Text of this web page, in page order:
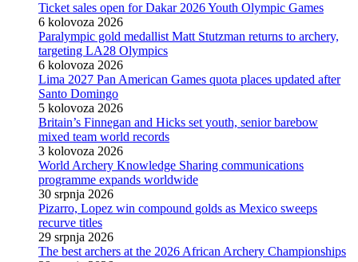
Ticket sales open for Dakar 2026 Youth Olympic Games
6 kolovoza 2026
Paralympic gold medallist Matt Stutzman returns to archery,
targeting LA28 Olympics
6 kolovoza 2026
Lima 2027 Pan American Games quota places updated after
Santo Domingo
5 kolovoza 2026
Britain’s Finnegan and Hicks set youth, senior barebow
mixed team world records
3 kolovoza 2026
World Archery Knowledge Sharing communications
programme expands worldwide
30 srpnja 2026
Pizarro, Lopez win compound golds as Mexico sweeps
recurve titles
29 srpnja 2026
The best archers at the 2026 African Archery Championships